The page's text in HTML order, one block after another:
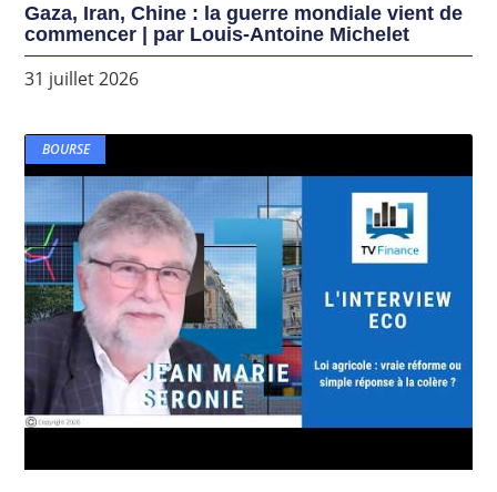
Gaza, Iran, Chine : la guerre mondiale vient de
commencer | par Louis-Antoine Michelet
31 juillet 2026
BOURSE